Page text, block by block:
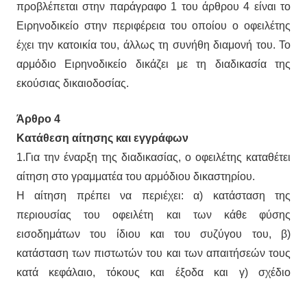
προβλέπεται στην παράγραφο 1 του άρθρου 4 είναι το
Ειρηνοδικείο στην περιφέρεια του οποίου ο οφειλέτης
έχει την κατοικία του, άλλως τη συνήθη διαμονή του. Το
αρμόδιο Ειρηνοδικείο δικάζει με τη διαδικασία της
εκούσιας δικαιοδοσίας.
Άρθρο 4
Κατάθεση αίτησης και εγγράφων
1.Για την έναρξη της διαδικασίας, ο οφειλέτης καταθέτει
αίτηση στο γραμματέα του αρμόδιου δικαστηρίου.
Η αίτηση πρέπει να περιέχει: α) κατάσταση της
περιουσίας του οφειλέτη και των κάθε φύσης
εισοδημάτων του ίδιου και του συζύγου του, β)
κατάσταση των πιστωτών του και των απαιτήσεών τους
κατά κεφάλαιο, τόκους και έξοδα και γ) σχέδιο